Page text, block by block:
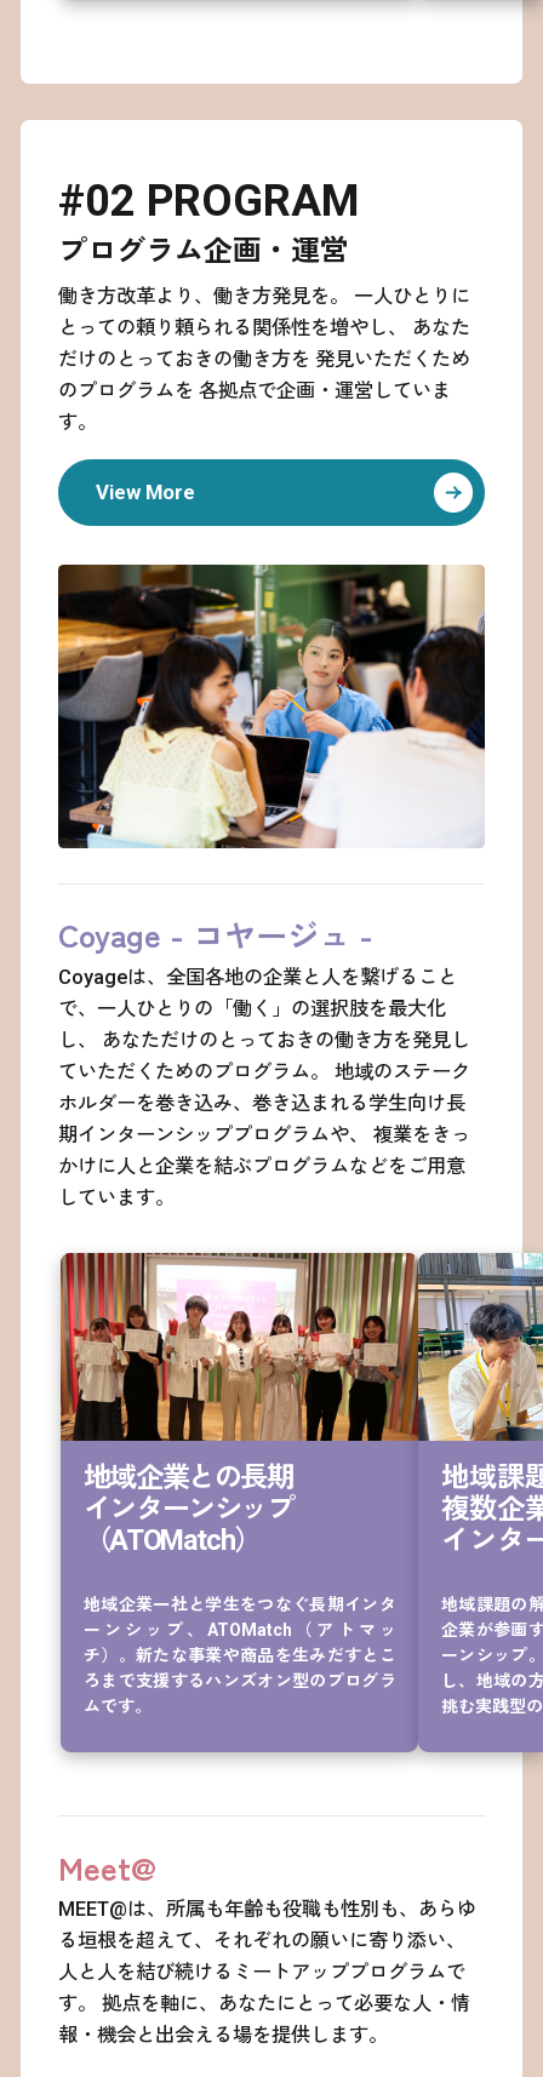
#02 PROGRAM
プログラム企画・運営
働き方改革より、働き方発見を。
一人ひとりに
とっての頼り頼られる関係性を増やし、
あなた
だけのとっておきの働き方を 発見いただくため
のプログラムを 各拠点で企画・運営していま
す。
View More
Coyage - コヤージュ -
Coyageは、全国各地の企業と人を繋げること
で、一人ひとりの「働く」の選択肢を最大化
し、
あなただけのとっておきの働き方を発見し
ていただくためのプログラム。
地域のステーク
ホルダーを巻き込み、巻き込まれる学生向け長
期インターンシッププログラムや、
複業をきっ
かけに人と企業を結ぶプログラムなどをご用意
しています。
地域企業との長期
インターンシップ
（ATOMatch）
地域企業一社と学生をつなぐ長期インタ
ーンシップ、ATOMatch（アトマッ
チ）。新たな事業や商品を生みだすとこ
ろまで支援するハンズオン型のプログラ
ムです。
地域課
複数企
インタ
地域課題の
企業が参画
ーンシップ
し、地域の
挑む実践型
Meet@
MEET@は、所属も年齢も役職も性別も、あらゆ
る垣根を超えて、それぞれの願いに寄り添い、
人と人を結び続けるミートアッププログラムで
す。
拠点を軸に、あなたにとって必要な人・情
報・機会と出会える場を提供します。
0
1
3
4
5
8
9
10
11
12